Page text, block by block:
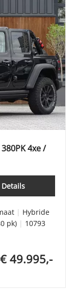
4xe /
Details
| Hybride
pk) | 10793
€ 49.995,-